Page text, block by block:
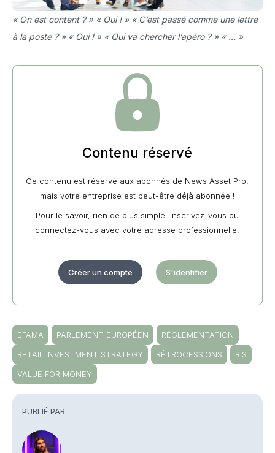
PUBLIÉ PAR
« On est content ? » « Oui ! » « C’est passé comme une lettre
à la poste ? » « Oui ! » « Qui va chercher l’apéro ? » « … »
Contenu réservé
Ce contenu est réservé aux abonnés de News Asset Pro,
mais votre entreprise est peut-être déjà abonnée !
Pour le savoir, rien de plus simple, inscrivez-vous ou
connectez-vous avec votre adresse professionnelle.
Créer un compte S'identifier
EFAMA PARLEMENT EUROPÉEN
RÉGLEMENTATION
RETAIL INVESTMENT STRATEGY
RÉTROCESSIONS
RIS
VALUE FOR MONEY